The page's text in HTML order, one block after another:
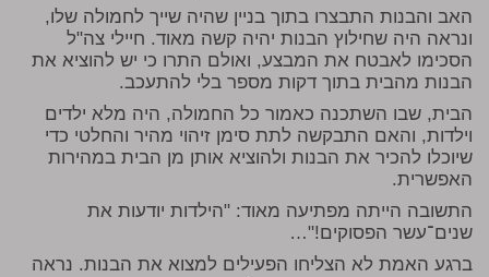
האב והבנות התבצרו בתוך בניין שהיה שייך לחמולה שלו,
ונראה היה שחילוץ הבנות יהיה קשה מאוד. חיילי צה"ל
הסכימו לאבטח את המבצע, ואולם התרו כי יש להוציא את
הבנות מהבית בתוך דקות מספר בלי להתעכב.
הבית, שבו השתכנה כאמור כל החמולה, היה מלא ילדים
וילדות, והאם התבקשה לתת סימן זיהוי מהיר והחלטי כדי
שיוכלו להכיר את הבנות ולהוציא אותן מן הבית במהירות
האפשרית.
התשובה הייתה מפתיעה מאוד: "הילדות יודעות את
שנים־עשר הפסוקים!"…
ברגע האמת לא הצליחו הפעילים למצוא את הבנות. נראה